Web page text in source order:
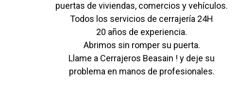
puertas de viviendas, comercios y vehículos.
Todos los servicios de cerrajería 24H
20 años de experiencia.
Abrimos sin romper su puerta.
Llame a Cerrajeros Beasain ! y deje su
problema en manos de profesionales.